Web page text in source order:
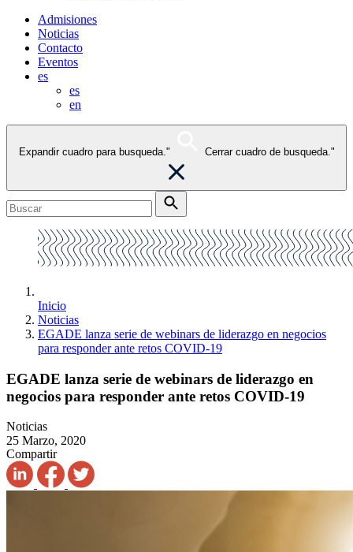
Admisiones
Noticias
Contacto
Eventos
es
es
en
Expandir cuadro para busqueda." Cerrar cuadro de busqueda."
Inicio
Noticias
EGADE lanza serie de webinars de liderazgo en negocios
para responder ante retos COVID-19
EGADE lanza serie de webinars de liderazgo en
negocios para responder ante retos COVID-19
Noticias
25 Marzo, 2020
Compartir